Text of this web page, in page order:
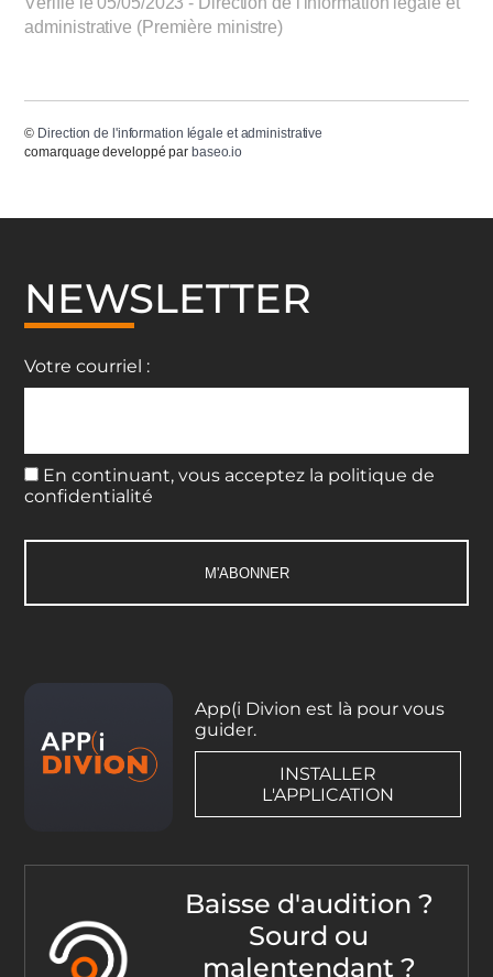
administrative (Première ministre)
© Direction de l'information légale et administrative
comarquage developpé par baseo.io
NEWSLETTER
Votre courriel :
En continuant, vous acceptez la politique de
confidentialité
App(i Divion est là pour vous
guider.
INSTALLER
L'APPLICATION
Baisse d'audition ?
Sourd ou
malentendant ?